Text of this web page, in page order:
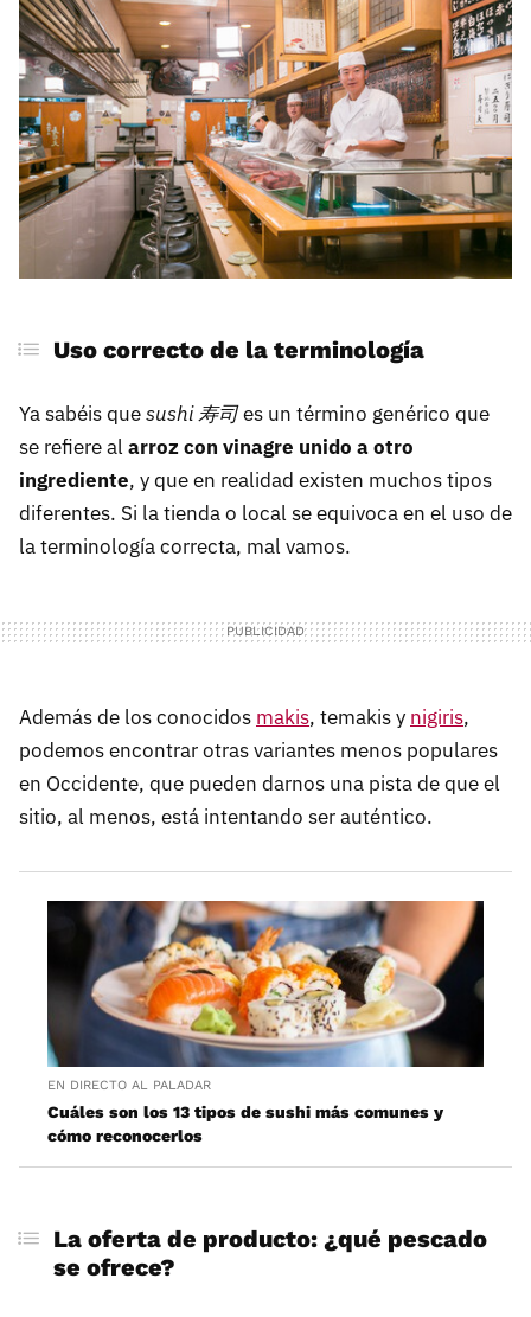
Uso correcto de la terminología
Ya sabéis quesushi 寿司es un término genérico que
se refiere al arroz con vinagre unido a otro
ingrediente, y que en realidad existen muchos tipos
diferentes. Si la tienda o local se equivoca en el uso de
la terminología correcta, mal vamos.
Además de los conocidos makis, temakis y nigiris,
podemos encontrar otras variantes menos populares
en Occidente, que pueden darnos una pista de que el
sitio, al menos, está intentando ser auténtico.
EN DIRECTO AL PALADAR
Cuáles son los 13 tipos de sushi más comunes y
cómo reconocerlos
La oferta de producto: ¿qué pescado
se ofrece?